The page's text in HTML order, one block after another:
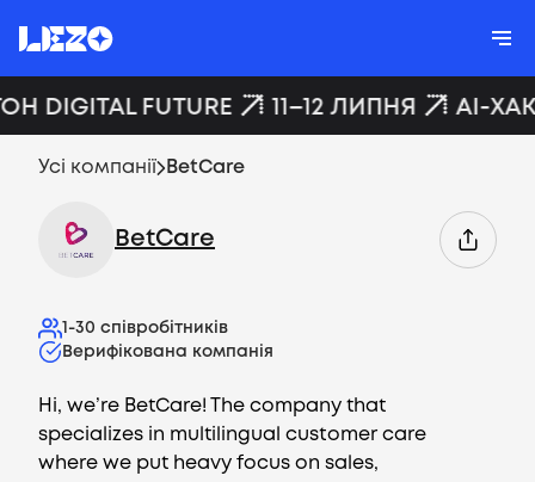
DIGITAL FUTURE 11–12 ЛИПНЯ AI-
Усі компанії BetCare
BetCare
1-30 співробітників
Верифікована компанія
Hi, we’re BetCare! The company that
specializes in multilingual customer care
where we put heavy focus on sales,